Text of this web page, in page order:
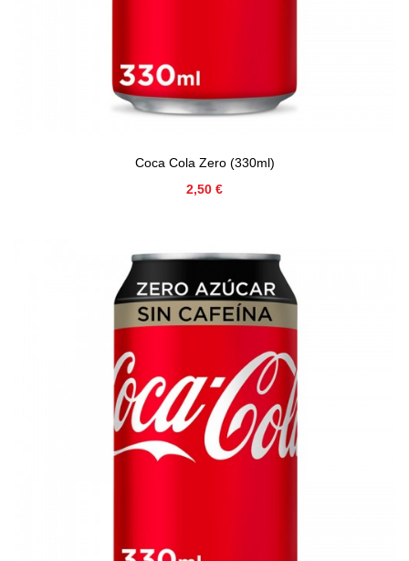
Coca Cola Zero (330ml)
Precio
2,50 €